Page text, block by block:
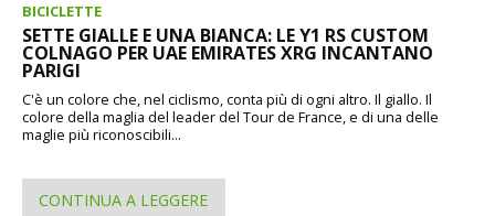
BICICLETTE
SETTE GIALLE E UNA BIANCA: LE Y1 RS CUSTOM
COLNAGO PER UAE EMIRATES XRG INCANTANO
PARIGI
C'è un colore che, nel ciclismo, conta più di ogni altro. Il giallo. Il
colore della maglia del leader del Tour de France, e di una delle
maglie più riconoscibili...
CONTINUA A LEGGERE